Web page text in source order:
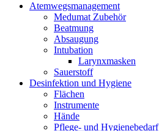
Atemwegsmanagement
Medumat Zubehör
Beatmung
Absaugung
Intubation
Larynxmasken
Sauerstoff
Desinfektion und Hygiene
Flächen
Instrumente
Hände
Pflege- und Hygienebedarf